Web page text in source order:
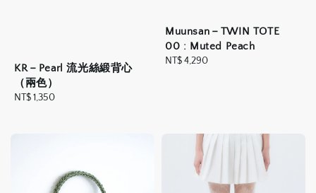
KR－Pearl 流光絲緞背心
（兩色）
Regular
NT$ 1,350
Muunsan－TWIN TOTE
00 : Muted Peach
Regular
NT$ 4,290